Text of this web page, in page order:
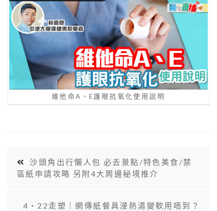
維他命A、E護眼抗氧化使用說明
沙頭角出行懶人包 必去景點/特色美食/禁
區紙申請攻略 另附4大周邊秘境推介
4‧22走塑｜網傳紙餐具浸熱湯變軟用唔到？